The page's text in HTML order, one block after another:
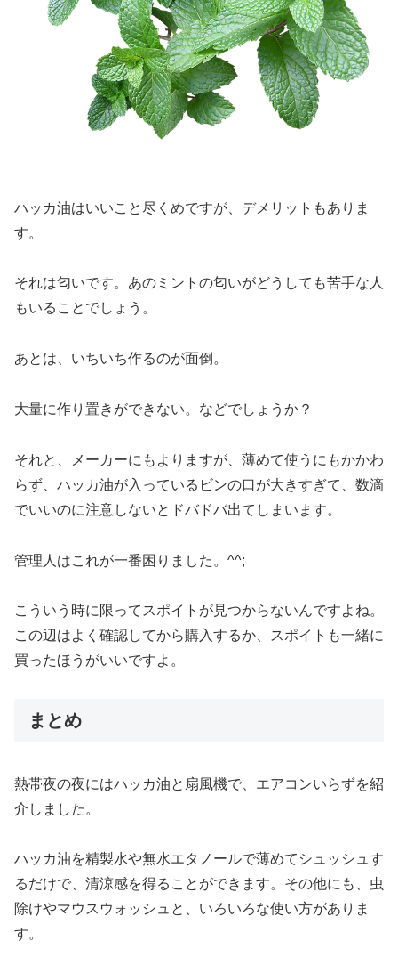
ハッカ油はいいこと尽くめですが、デメリットもありま
す。
それは匂いです。あのミントの匂いがどうしても苦手な人
もいることでしょう。
あとは、いちいち作るのが面倒。
大量に作り置きができない。などでしょうか？
それと、メーカーにもよりますが、薄めて使うにもかかわ
らず、ハッカ油が入っているビンの口が大きすぎて、数滴
でいいのに注意しないとドバドバ出てしまいます。
管理人はこれが一番困りました。^^;
こういう時に限ってスポイトが見つからないんですよね。
この辺はよく確認してから購入するか、スポイトも一緒に
買ったほうがいいですよ。
まとめ
熱帯夜の夜にはハッカ油と扇風機で、エアコンいらずを紹
介しました。
ハッカ油を精製水や無水エタノールで薄めてシュッシュす
るだけで、清涼感を得ることができます。その他にも、虫
除けやマウスウォッシュと、いろいろな使い方がありま
す。